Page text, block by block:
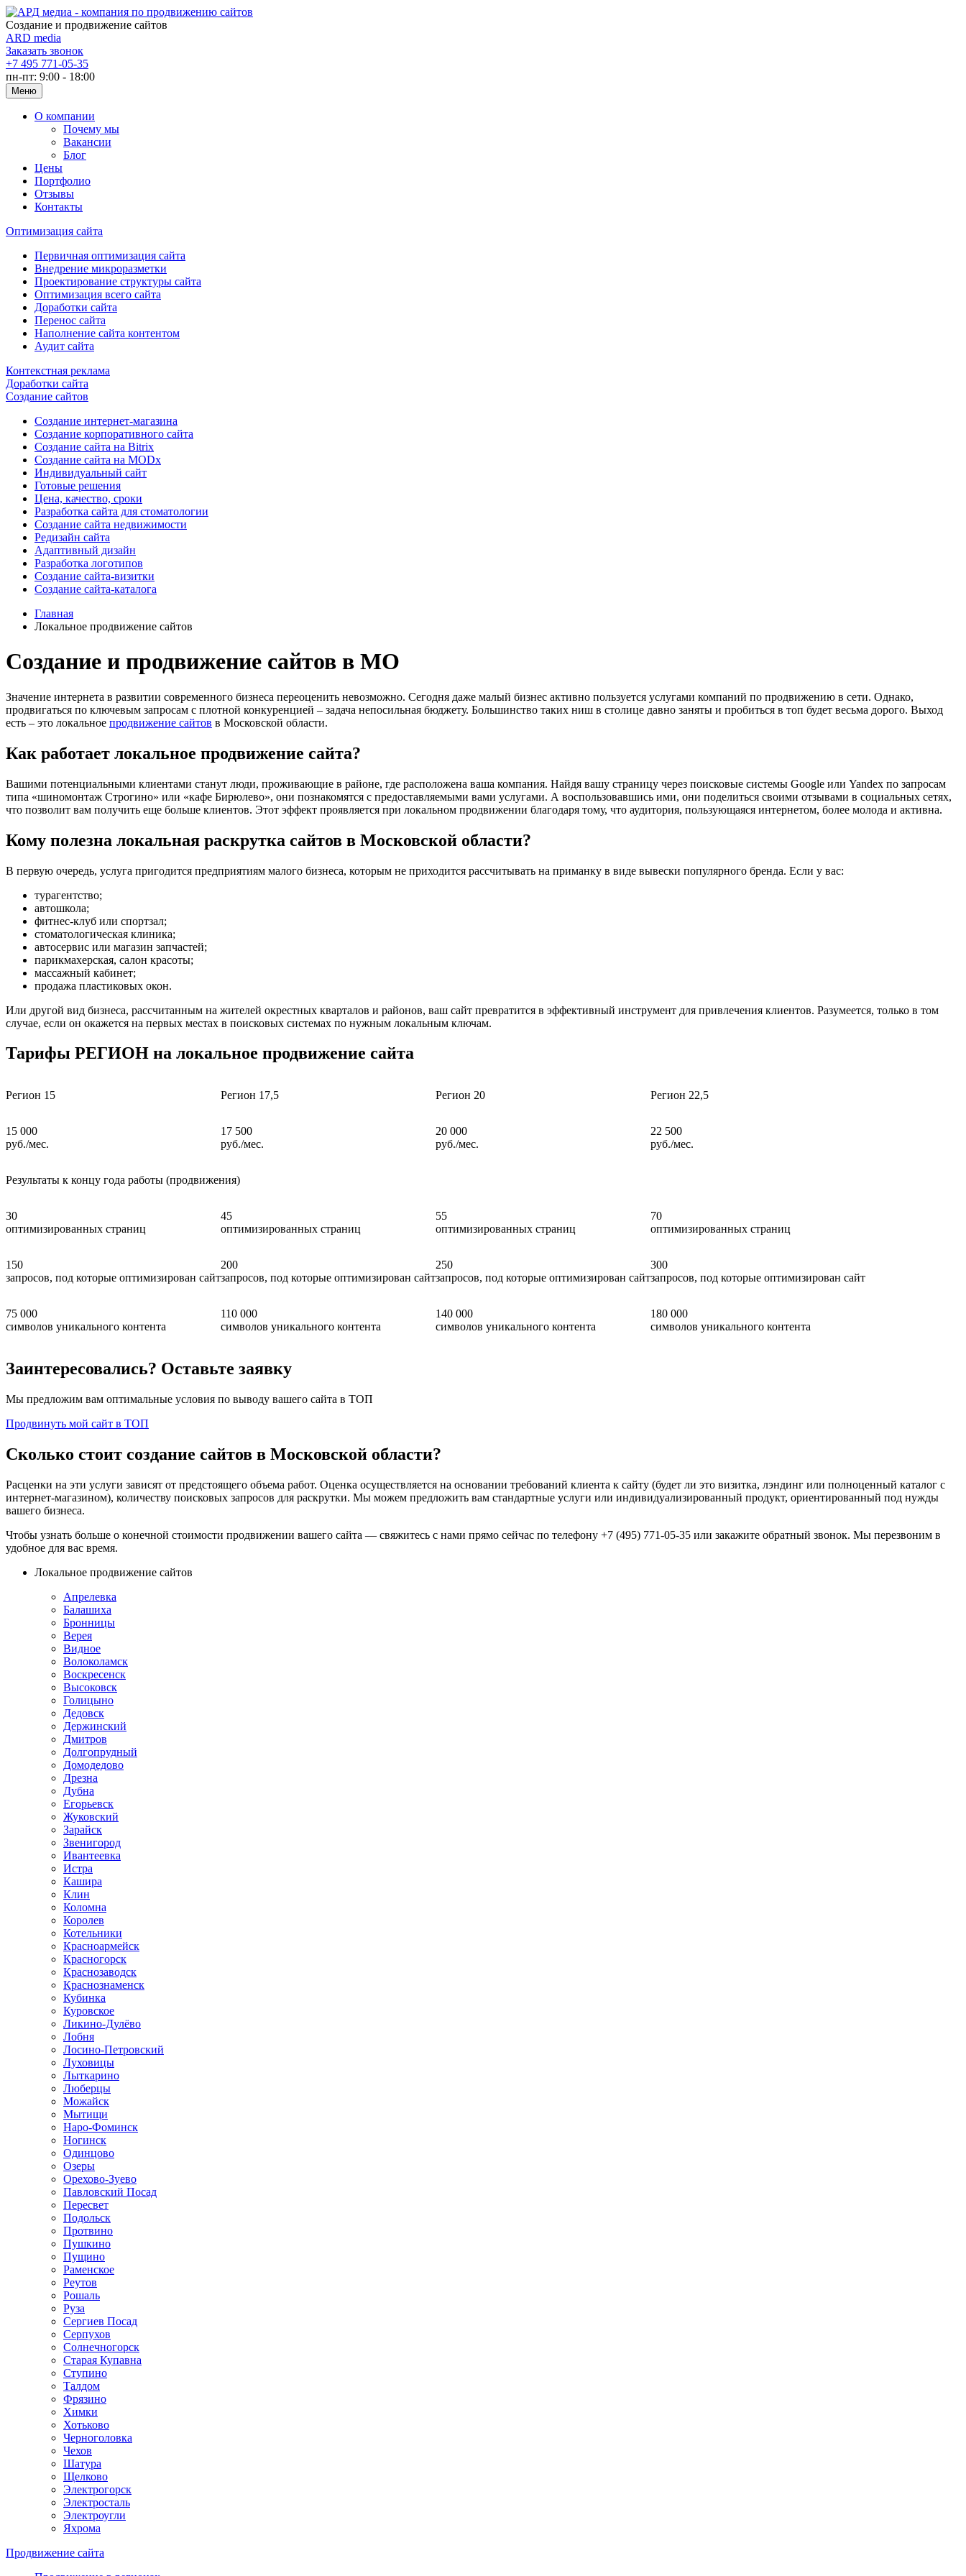
Создание и продвижение сайтов
ARD media
Заказать звонок
+7 495 771-05-35
пн-пт: 9:00 - 18:00
Меню
О компании
Почему мы
Вакансии
Блог
Цены
Портфолио
Отзывы
Контакты
Оптимизация сайта
Первичная оптимизация сайта
Внедрение микроразметки
Проектирование структуры сайта
Оптимизация всего сайта
Доработки сайта
Перенос сайта
Наполнение сайта контентом
Аудит сайта
Контекстная реклама
Доработки сайта
Создание сайтов
Создание интернет-магазина
Создание корпоративного сайта
Создание сайта на Bitrix
Создание сайта на MODx
Индивидуальный сайт
Готовые решения
Цена, качество, сроки
Разработка сайта для стоматологии
Создание сайта недвижимости
Редизайн сайта
Адаптивный дизайн
Разработка логотипов
Создание сайта-визитки
Создание сайта-каталога
Главная
Локальное продвижение сайтов
Создание и продвижение сайтов в МО
Значение интернета в развитии современного бизнеса переоценить невозможно. Сегодня даже малый бизнес активно пользуется услугами компаний по продвижению в сети. Однако,
продвигаться по ключевым запросам с плотной конкуренцией – задача непосильная бюджету. Большинство таких ниш в столице давно заняты и пробиться в топ будет весьма дорого. Выход
есть – это локальное продвижение сайтов в Московской области.
Как работает локальное продвижение сайта?
Вашими потенциальными клиентами станут люди, проживающие в районе, где расположена ваша компания. Найдя вашу страницу через поисковые системы Google или Yandex по запросам
типа «шиномонтаж Строгино» или «кафе Бирюлево», они познакомятся с предоставляемыми вами услугами. А воспользовавшись ими, они поделиться своими отзывами в социальных сетях,
что позволит вам получить еще больше клиентов. Этот эффект проявляется при локальном продвижении благодаря тому, что аудитория, пользующаяся интернетом, более молода и активна.
Кому полезна локальная раскрутка сайтов в Московской области?
В первую очередь, услуга пригодится предприятиям малого бизнеса, которым не приходится рассчитывать на приманку в виде вывески популярного бренда. Если у вас:
турагентство;
автошкола;
фитнес-клуб или спортзал;
стоматологическая клиника;
автосервис или магазин запчастей;
парикмахерская, салон красоты;
массажный кабинет;
продажа пластиковых окон.
Или другой вид бизнеса, рассчитанным на жителей окрестных кварталов и районов, ваш сайт превратится в эффективный инструмент для привлечения клиентов. Разумеется, только в том
случае, если он окажется на первых местах в поисковых системах по нужным локальным ключам.
Тарифы РЕГИОН на локальное продвижение сайта
Регион 15 Регион 17,5 Регион 20 Регион 22,5
15 000
руб./мес.
17 500
руб./мес.
20 000
руб./мес.
22 500
руб./мес.
Результаты к концу года работы (продвижения)
30
оптимизированных страниц
45
оптимизированных страниц
55
оптимизированных страниц
70
оптимизированных страниц
150
запросов, под которые оптимизирован сайт
200
запросов, под которые оптимизирован сайт
250
запросов, под которые оптимизирован сайт
300
запросов, под которые оптимизирован сайт
75 000
символов уникального контента
110 000
символов уникального контента
140 000
символов уникального контента
180 000
символов уникального контента
Заинтересовались? Оставьте заявку
Мы предложим вам оптимальные условия по выводу вашего сайта в ТОП
Продвинуть мой сайт в ТОП
Сколько стоит создание сайтов в Московской области?
Расценки на эти услуги зависят от предстоящего объема работ. Оценка осуществляется на основании требований клиента к сайту (будет ли это визитка, лэндинг или полноценный каталог с
интернет-магазином), количеству поисковых запросов для раскрутки. Мы можем предложить вам стандартные услуги или индивидуализированный продукт, ориентированный под нужды
вашего бизнеса.
Чтобы узнать больше о конечной стоимости продвижении вашего сайта — свяжитесь с нами прямо сейчас по телефону +7 (495) 771-05-35 или закажите обратный звонок. Мы перезвоним в
удобное для вас время.
Локальное продвижение сайтов
Апрелевка
Балашиха
Бронницы
Верея
Видное
Волоколамск
Воскресенск
Высоковск
Голицыно
Дедовск
Держинский
Дмитров
Долгопрудный
Домодедово
Дрезна
Дубна
Егорьевск
Жуковский
Зарайск
Звенигород
Ивантеевка
Истра
Кашира
Клин
Коломна
Королев
Котельники
Красноармейск
Красногорск
Краснозаводск
Краснознаменск
Кубинка
Куровское
Ликино-Дулёво
Лобня
Лосино-Петровский
Луховицы
Лыткарино
Люберцы
Можайск
Мытищи
Наро-Фоминск
Ногинск
Одинцово
Озеры
Орехово-Зуево
Павловский Посад
Пересвет
Подольск
Протвино
Пушкино
Пущино
Раменское
Реутов
Рошаль
Руза
Сергиев Посад
Серпухов
Солнечногорск
Старая Купавна
Ступино
Талдом
Фрязино
Химки
Хотьково
Черноголовка
Чехов
Шатура
Щелково
Электрогорск
Электросталь
Электроугли
Яхрома
Продвижение сайта